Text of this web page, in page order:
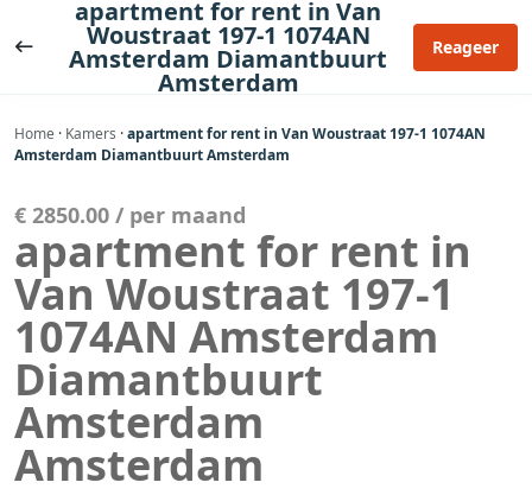
naar
apartment for rent in Van
Woustraat 197-1 1074AN
Amsterdam Diamantbuurt
Amsterdam
Reageer
Home · Kamers ·apartment for rent in Van Woustraat 197-1 1074AN
Amsterdam Diamantbuurt Amsterdam
€ 2850.00 / per maand
apartment for rent in
Van Woustraat 197-1
1074AN Amsterdam
Diamantbuurt
Amsterdam
Amsterdam